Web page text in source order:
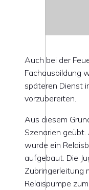
Auch bei der
Fachausbildung
späteren Dienst
vorzubereiten.
Aus diesem
Szenarien geübt.
wurde ein
aufgebaut. Die
Zubringerleitung
Relaispumpe